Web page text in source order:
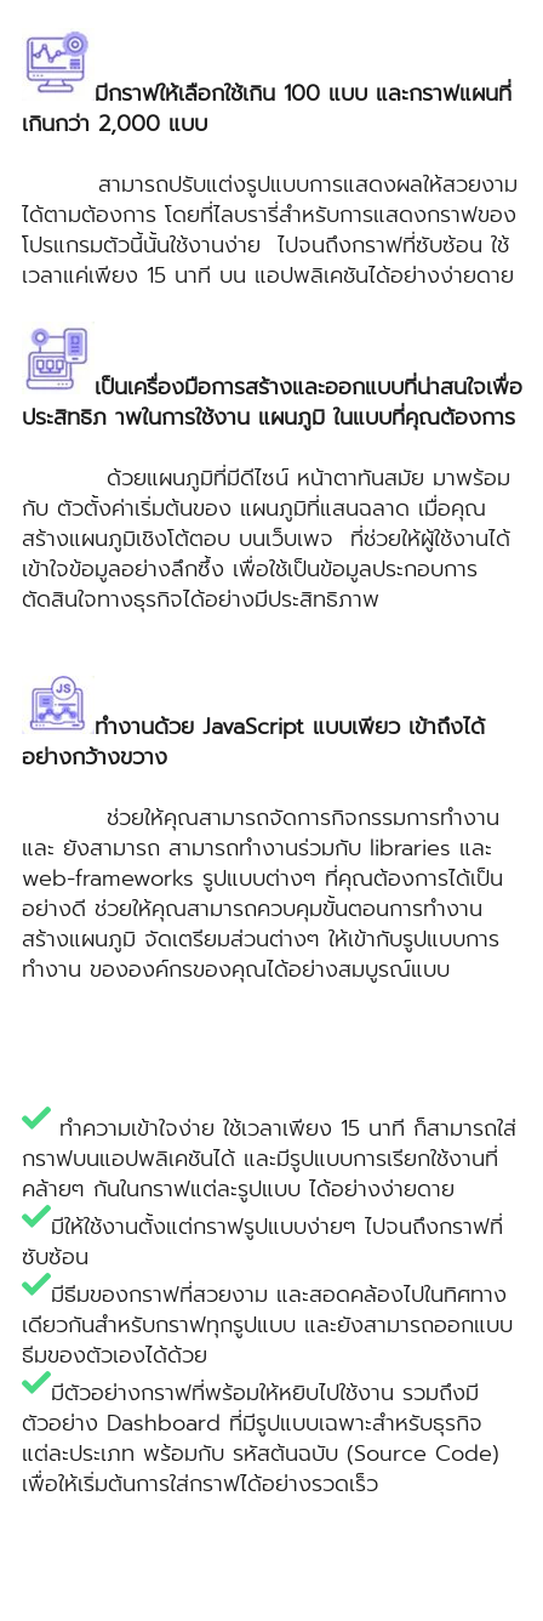
มีกราฟให้เลือกใช้เกิน 100 แบบ และกราฟแผนที่
เกินกว่า 2,000 แบบ
สามารถปรับแต่งรูปแบบการแสดงผลให้สวยงาม
ได้ตามต้องการ โดยที่ไลบรารี่สำหรับการแสดงกราฟของ
โปรแกรมตัวนี้นั้นใช้งานง่าย ไปจนถึงกราฟที่ซับซ้อน ใช้
เวลาแค่เพียง 15 นาที บน แอปพลิเคชันได้อย่างง่ายดาย
เป็นเครื่องมือการสร้างและออกแบบที่น่าสนใจเพื่อ
ประสิทธิภ าพในการใช้งาน แผนภูมิ ในแบบที่คุณต้องการ
ด้วยแผนภูมิที่มีดีไซน์ หน้าตาทันสมัย มาพร้อม
กับ ตัวตั้งค่าเริ่มต้นของ แผนภูมิที่แสนฉลาด เมื่อคุณ
สร้างแผนภูมิเชิงโต้ตอบ บนเว็บเพจ ที่ช่วยให้ผู้ใช้งานได้
เข้าใจข้อมูลอย่างลึกซึ้ง เพื่อใช้เป็นข้อมูลประกอบการ
ตัดสินใจทางธุรกิจได้อย่างมีประสิทธิภาพ
ทำงานด้วย JavaScript แบบเพียว เข้าถึงได้
อย่างกว้างขวาง
ช่วยให้คุณสามารถจัดการกิจกรรมการทำงาน
และ ยังสามารถ สามารถทำงานร่วมกับ libraries และ
web-frameworks รูปแบบต่างๆ ที่คุณต้องการได้เป็น
อย่างดี ช่วยให้คุณสามารถควบคุมขั้นตอนการทำงาน
สร้างแผนภูมิ จัดเตรียมส่วนต่างๆ ให้เข้ากับรูปแบบการ
ทำงาน ขององค์กรของคุณได้อย่างสมบูรณ์แบบ
ทำความเข้าใจง่าย ใช้เวลาเพียง 15 นาที ก็สามารถใส่
กราฟบนแอปพลิเคชันได้ และมีรูปแบบการเรียกใช้งานที่
คล้ายๆ กันในกราฟแต่ละรูปแบบ ได้อย่างง่ายดาย
​มีให้ใช้งานตั้งแต่กราฟรูปแบบง่ายๆ ไปจนถึงกราฟที่
ซับซ้อน
มีธีมของกราฟที่สวยงาม และสอดคล้องไปในทิศทาง
เดียวกันสำหรับกราฟทุกรูปแบบ และยังสามารถออกแบบ
ธีมของตัวเองได้ด้วย
มีตัวอย่างกราฟที่พร้อมให้หยิบไปใช้งาน รวมถึงมี
ตัวอย่าง Dashboard ที่มีรูปแบบเฉพาะสำหรับธุรกิจ
แต่ละประเภท พร้อมกับ รหัสต้นฉบับ (Source Code)
เพื่อให้เริ่มต้นการใส่กราฟได้อย่างรวดเร็ว